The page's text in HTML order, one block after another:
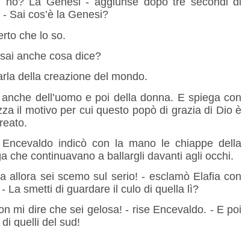
Sai cos’è la Genesi?
che lo so.
anche cosa dice?
della creazione del mondo.
dell’uomo e poi della donna. E spiega con
il motivo per cui questo popò di grazia di Dio è
indicò con la mano le chiappe della
che continuavano a ballargli davanti agli occhi.
allora sei scemo sul serio! - esclamò Elafia con
La smetti di guardare il culo di quella lì?
mi dire che sei gelosa! - rise Encevaldo. - E poi
quelli del sud!